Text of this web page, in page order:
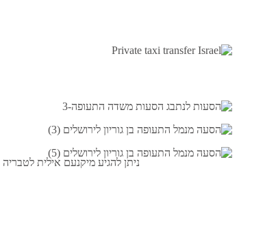
ניתן להגיע מיקנעם אילית לטבריה